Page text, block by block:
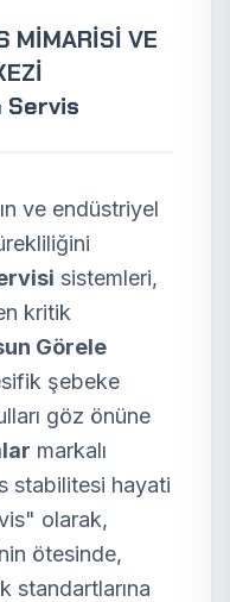
MİMARİSİ VE
Servis
ve endüstriyel
sistemleri,
kritik
Görele
şebeke
göz önüne
markalı
stabilitesi hayati
olarak,
ötesinde,
standartlarına